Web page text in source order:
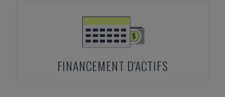
FINANCEMENT D'ACTIFS